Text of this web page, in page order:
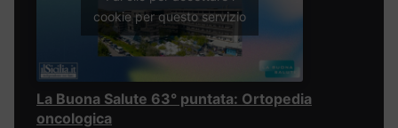
cookie per questo servizio
La Buona Salute 63° puntata: Ortopedia
oncologica